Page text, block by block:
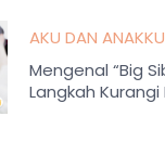
AKU DAN
Mengenal “Big
Langkah